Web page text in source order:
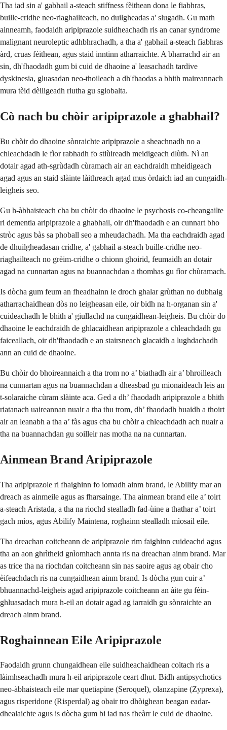
Tha iad sin a' gabhail a-steach stiffness fèithean dona le fiabhras,
buille-cridhe neo-riaghailteach, no duilgheadas a' slugadh. Gu math
ainneamh, faodaidh aripiprazole suidheachadh ris an canar syndrome
malignant neuroleptic adhbhrachadh, a tha a' gabhail a-steach fiabhras
àrd, cruas fèithean, agus staid inntinn atharraichte. A bharrachd air an
sin, dh'fhaodadh gum bi cuid de dhaoine a' leasachadh tardive
dyskinesia, gluasadan neo-thoileach a dh'fhaodas a bhith maireannach
mura tèid dèiligeadh riutha gu sgiobalta.
Cò nach bu chòir aripiprazole a ghabhail?
Bu chòir do dhaoine sònraichte aripiprazole a sheachnadh no a
chleachdadh le fìor rabhadh fo stiùireadh meidigeach dlùth. Nì an
dotair agad ath-sgrùdadh cùramach air an eachdraidh mheidigeach
agad agus an staid slàinte làithreach agad mus òrdaich iad an cungaidh-
leigheis seo.
Gu h-àbhaisteach cha bu chòir do dhaoine le psychosis co-cheangailte
ri dementia aripiprazole a ghabhail, oir dh'fhaodadh e an cunnart bho
stròc agus bàs sa phoball seo a mheudachadh. Ma tha eachdraidh agad
de dhuilgheadasan cridhe, a' gabhail a-steach buille-cridhe neo-
riaghailteach no grèim-cridhe o chionn ghoirid, feumaidh an dotair
agad na cunnartan agus na buannachdan a thomhas gu fìor chùramach.
Is dòcha gum feum an fheadhainn le droch ghalar grùthan no dubhaig
atharrachaidhean dòs no leigheasan eile, oir bidh na h-organan sin a'
cuideachadh le bhith a' giullachd na cungaidhean-leigheis. Bu chòir do
dhaoine le eachdraidh de ghlacaidhean aripiprazole a chleachdadh gu
faiceallach, oir dh'fhaodadh e an stairsneach glacaidh a lughdachadh
ann an cuid de dhaoine.
Bu chòir do bhoireannaich a tha trom no a’ biathadh air a’ bhroilleach
na cunnartan agus na buannachdan a dheasbad gu mionaideach leis an
t-solaraiche cùram slàinte aca. Ged a dh’ fhaodadh aripiprazole a bhith
riatanach uaireannan nuair a tha thu trom, dh’ fhaodadh buaidh a thoirt
air an leanabh a tha a’ fàs agus cha bu chòir a chleachdadh ach nuair a
tha na buannachdan gu soilleir nas motha na na cunnartan.
Ainmean Brand Aripiprazole
Tha aripiprazole ri fhaighinn fo iomadh ainm brand, le Abilify mar an
dreach as ainmeile agus as fharsainge. Tha ainmean brand eile a’ toirt
a-steach Aristada, a tha na riochd stealladh fad-ùine a thathar a’ toirt
gach mìos, agus Abilify Maintena, roghainn stealladh mìosail eile.
Tha dreachan coitcheann de aripiprazole rim faighinn cuideachd agus
tha an aon ghrìtheid gnìomhach annta ris na dreachan ainm brand. Mar
as trice tha na riochdan coitcheann sin nas saoire agus ag obair cho
èifeachdach ris na cungaidhean ainm brand. Is dòcha gun cuir a’
bhuannachd-leigheis agad aripiprazole coitcheann an àite gu fèin-
ghluasadach mura h-eil an dotair agad ag iarraidh gu sònraichte an
dreach ainm brand.
Roghainnean Eile Aripiprazole
Faodaidh grunn chungaidhean eile suidheachaidhean coltach ris a
làimhseachadh mura h-eil aripiprazole ceart dhut. Bidh antipsychotics
neo-àbhaisteach eile mar quetiapine (Seroquel), olanzapine (Zyprexa),
agus risperidone (Risperdal) ag obair tro dhòighean beagan eadar-
dhealaichte agus is dòcha gum bi iad nas fheàrr le cuid de dhaoine.